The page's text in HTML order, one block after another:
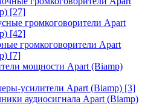
[27]
громкоговорители Apart
[42]
громкоговорители Apart
[7]
мощности Apart (Biamp)
усилители Apart (Biamp) [3]
аудиосигнала Apart (Biamp)